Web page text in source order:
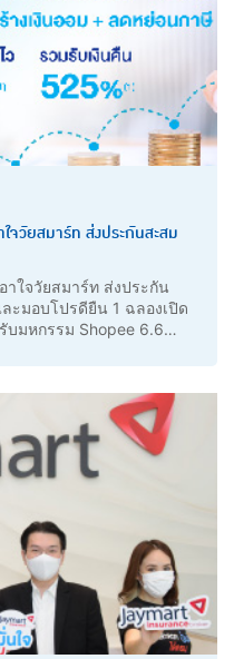
จวัยสมาร์ท ส่งประกันสะสม
าใจวัยสมาร์ท ส่งประกัน
ะมอบโปรดียืน 1 ฉลองเปิด
มหกรรม Shopee 6.6